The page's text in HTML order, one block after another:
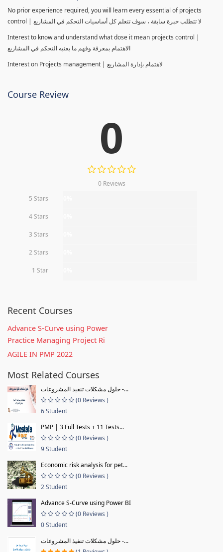
No prior experience required, you will learn every essential of projects
control | لا تتطلب خبرة سابقة ، سوف تتعلم كل أساسيات التحكم في المشاريع
Interest to know and understand what dose it mean projects control |
الاهتمام بمعرفة وفهم ما يعنيه التحكم في المشاريع
Interest on Projects management | لاهتمام بإدارة المشاريع
Course Review
0
0 Reviews
5 Stars
4 Stars
3 Stars
2 Stars
1 Star
Recent Courses
Advance S-Curve using Power
Practice Managing Project Ri
AGILE IN PMP 2022
Most Related Courses
حلول مشكلات تنفيذ المشروعات -...
(0 Reviews )
6 Student
PMP | 3 Full Tests + 11 Tests...
(0 Reviews )
9 Student
Economic risk analysis for pet...
(0 Reviews )
2 Student
Advance S-Curve using Power BI
(0 Reviews )
0 Student
حلول مشكلات تنفيذ المشروعات -...